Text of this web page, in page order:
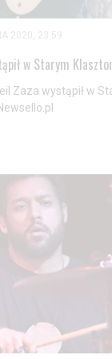
2020, 23:59
w Starym
Zaza wystąpił w